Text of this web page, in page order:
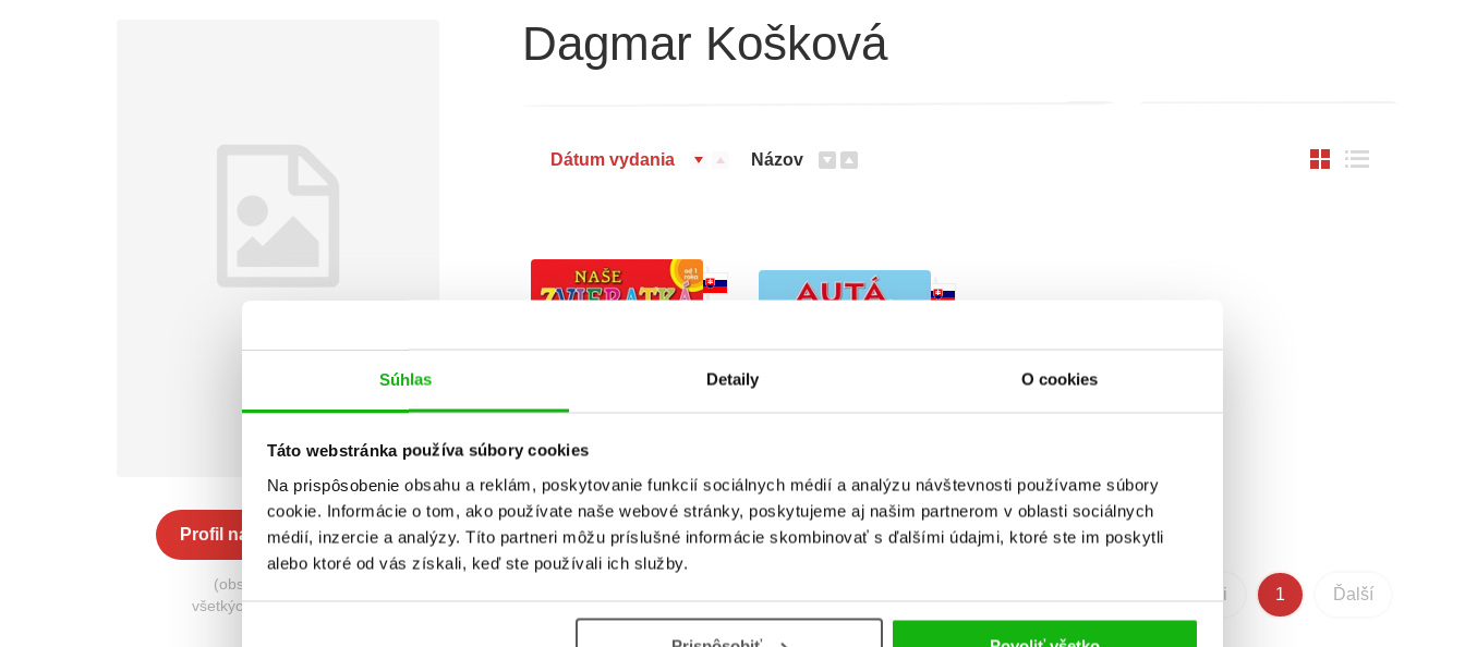
Súhlas Detaily O cookies
Táto webstránka používa súbory cookies
Na prispôsobenie obsahu a reklám, poskytovanie funkcií sociálnych médií a analýzu návštevnosti používame súbory
cookie. Informácie o tom, ako používate naše webové stránky, poskytujeme aj našim partnerom v oblasti sociálnych
médií, inzercie a analýzy. Títo partneri môžu príslušné informácie skombinovať s ďalšími údajmi, ktoré ste im poskytli
alebo ktoré od vás získali, keď ste používali ich služby.
Profil na Albatros Media
(obsahuje knihy zo
všetkých nakladateľstiev)
Dagmar Košková
Dátum vydania Názov
Naše zvieratká
Autá, vlaky, lietadlá,
Predchádzajúci 1 Ďalší